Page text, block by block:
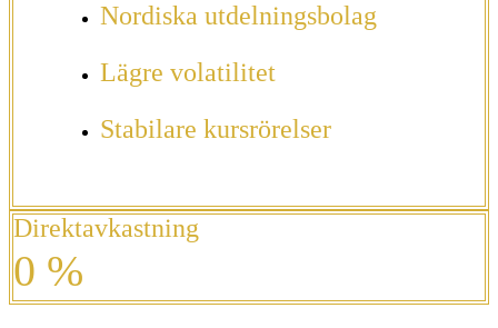
Nordiska utdelningsbolag
Lägre volatilitet
Stabilare kursrörelser
Direktavkastning
0 %